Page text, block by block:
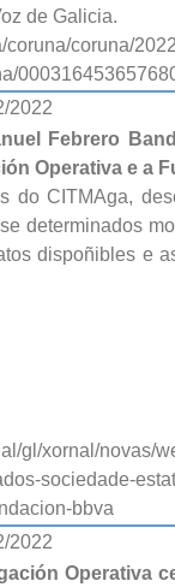
de Galicia.
coruna/
2022
Febrero
Operativa e a
do CITMAga,
determinados
dispoñibles e
gl/xornal/novas/
sociedade-
bbva
2022
Operativa